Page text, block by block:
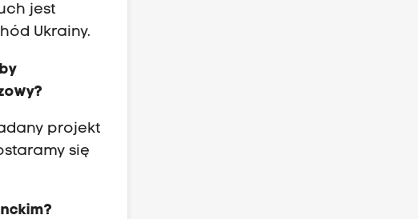
jest
Ukrainy.
projekt
się